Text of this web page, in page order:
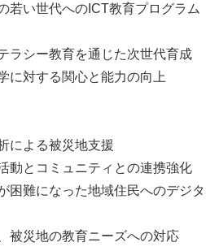
若い世代へのICT教育プログラム
ラシー教育を通じた次世代育成
に対する関心と能力の向上
による被災地支援
動とコミュニティとの連携強化
困難になった地域住民へのデジタ
被災地の教育ニーズへの対応